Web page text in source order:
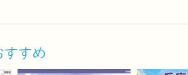
すすめ